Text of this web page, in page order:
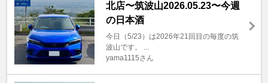
北店〜筑波山2026.05.23〜今週
の日本酒
今日（5/23）は2026年21回目の毎度の筑
波山です。 ...
yama1115さん